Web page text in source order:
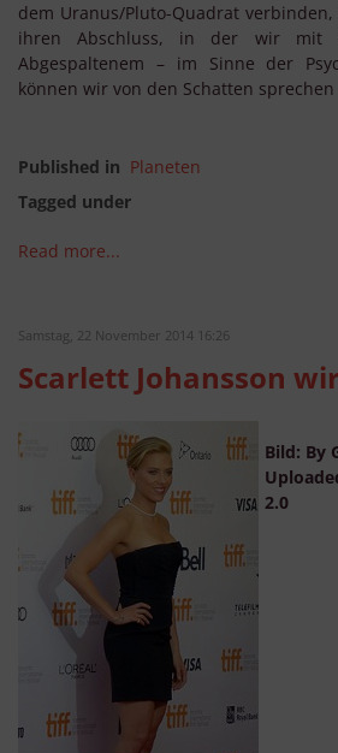
dem Uranus/Pluto-Quadrat
ihren Abschluss, in der wir mit
Abgespaltenem – im Sinne der
können wir von den Schatten
Published in Planeten
Tagged under
Read more...
Samstag, 22 November 2014 16:26
Scarlett Johansson
Bild: By
2.0